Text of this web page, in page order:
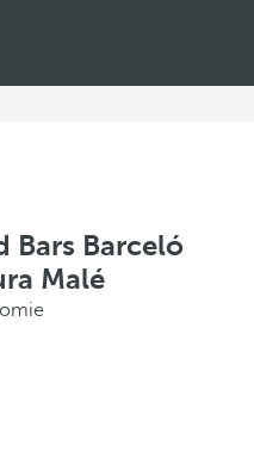
Bars Barceló
Malé